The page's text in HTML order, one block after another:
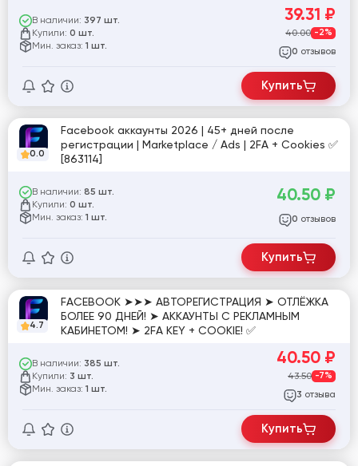
В наличии: 397 шт.
Купили: 0 шт.
Мин. заказ: 1 шт.
39.31 ₽
40.00 -2%
0 отзывов
Купить
0.0
Facebook аккаунты 2026 | 45+ дней после
регистрации | Marketplace / Ads | 2FA + Cookies ✅
[863114]
В наличии: 85 шт.
Купили: 0 шт.
Мин. заказ: 1 шт.
40.50 ₽
0 отзывов
Купить
4.7
FACEBOOK ➤➤➤ АВТОРЕГИСТРАЦИЯ ➤ ОТЛЁЖКА
БОЛЕЕ 90 ДНЕЙ! ➤ АККАУНТЫ С РЕКЛАМНЫМ
КАБИНЕТОМ! ➤ 2FA KEY + COOKIE! ✅
В наличии: 385 шт.
Купили: 3 шт.
Мин. заказ: 1 шт.
40.50 ₽
43.50 -7%
3 отзыва
Купить